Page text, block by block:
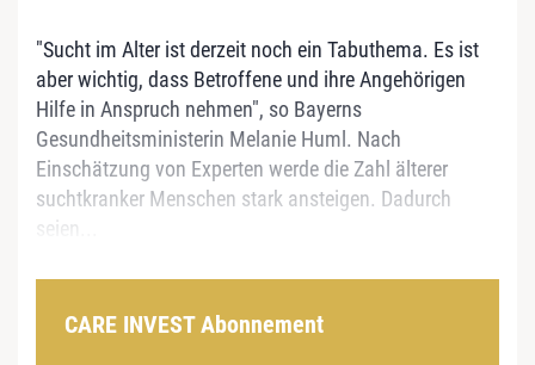
"Sucht im Alter ist derzeit noch ein Tabuthema. Es ist
aber wichtig, dass Betroffene und ihre Angehörigen
Hilfe in Anspruch nehmen", so Bayerns
Gesundheitsministerin Melanie Huml. Nach
Einschätzung von Experten werde die Zahl älterer
suchtkranker Menschen stark ansteigen. Dadurch
seien...
CARE INVEST Abonnement